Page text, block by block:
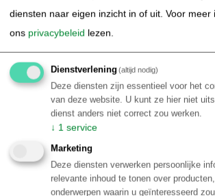
Autorondreis Brazilie
Avontuurlijk Brazilie
Bird Watching Brazilie
wildlife in Brazilie
Stedentrip Brazilie
Luxe arrangementen Brazilie
Retreat
Familie rondreis Brazilië
Informatie per Braziliaanse bestemming
Top 10 Brazilië reiservaringen
diensten naar eigen inzicht in of uit. Voor meer
ons privacybeleid lezen.
Dienstverlening(altijd nodig)
Deze diensten zijn essentieel voor het
van deze website. U kunt ze hier niet
dienst anders niet correct zou werken.
↓ 1 service
Marketing
Deze diensten verwerken persoonlijke
relevante inhoud te tonen over
onderwerpen waarin u geïnteresseerd